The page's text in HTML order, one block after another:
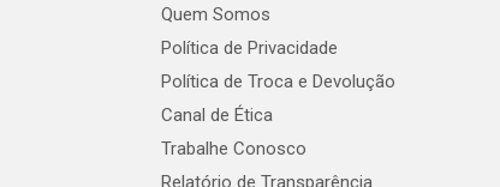
Quem Somos
Política de Privacidade
Política de Troca e Devolução
Canal de Ética
Trabalhe Conosco
Relatório de Transparência